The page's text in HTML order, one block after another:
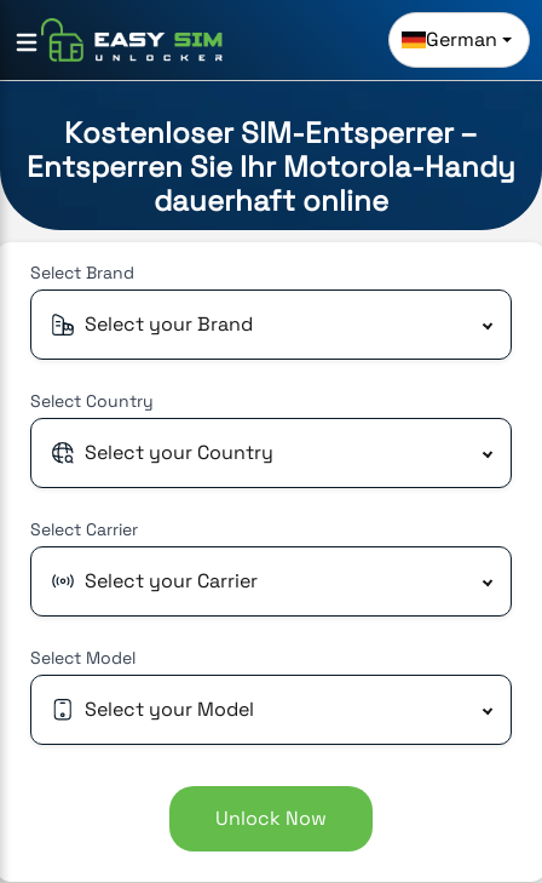
German
Kostenloser SIM-Entsperrer –
Entsperren Sie Ihr Motorola-Handy
dauerhaft online
Select Brand
Select your Brand
Select Country
Select your Country
Select Carrier
Select your Carrier
Select Model
Select your Model
Unlock Now